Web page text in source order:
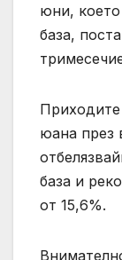
юни,
база,
юана през
база и
от 15,6%.